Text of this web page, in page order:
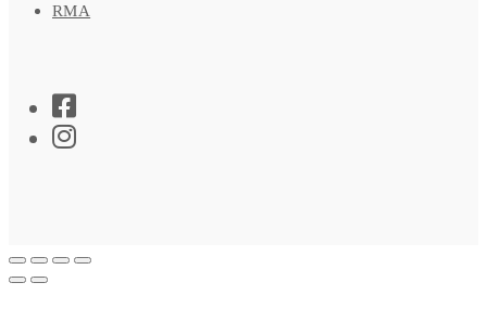
RMA